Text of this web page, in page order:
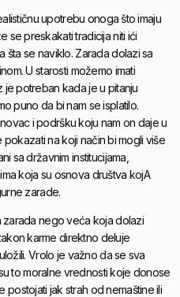
upotrebu onoga što imaju
se preskakati tradicija niti ići
se naviklo. Zarada dolazi sa
U starosti možemo imati
potreban kada je u pitanju
puno da bi nam se isplatilo.
i podršku koju nam on daje u
pokazati na koji način bi mogli više
sa državnim institucijama,
koja su osnova društva kojA
zarade.
zarada nego veća koja dolazi
karme direktno deluje
Vrolo je važno da se sva
to moralne vrednosti koje donose
jak strah od nemaštine ili